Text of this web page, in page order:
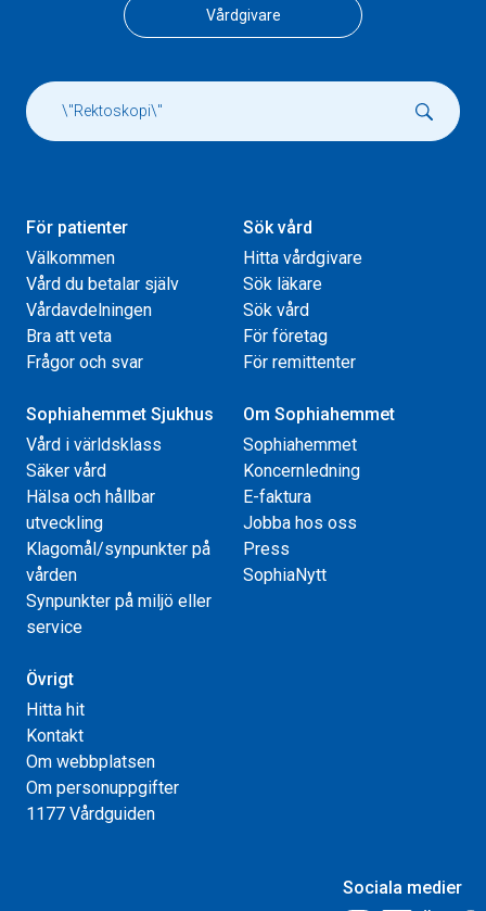
Vårdgivare
För patienter
Välkommen
Vård du betalar själv
Vårdavdelningen
Bra att veta
Frågor och svar
Sök vård
Hitta vårdgivare
Sök läkare
Sök vård
För företag
För remittenter
Sophiahemmet Sjukhus
Vård i världsklass
Säker vård
Hälsa och hållbar
utveckling
Klagomål/synpunkter på
vården
Synpunkter på miljö eller
service
Om Sophiahemmet
Sophiahemmet
Koncernledning
E-faktura
Jobba hos oss
Press
SophiaNytt
Övrigt
Hitta hit
Kontakt
Om webbplatsen
Om personuppgifter
1177 Vårdguiden
Sociala medier